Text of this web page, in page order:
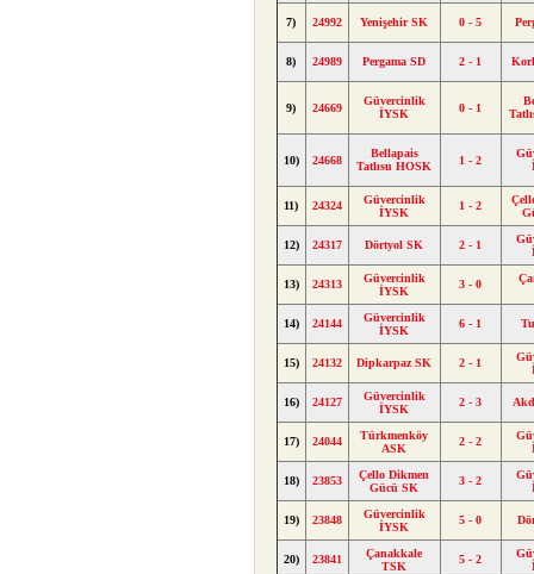
7) 24992 Yenişehir SK 0 - 5
8) 24989 Pergama SD 2 - 1
9) 24669
Güvercinlik
İYSK
0 - 1
10) 24668
Bellapais
Tatlısu HOSK
1 - 2
11) 24324
Güvercinlik
İYSK
1 - 2
12) 24317 Dörtyol SK 2 - 1
13) 24313
Güvercinlik
İYSK
3 - 0
14) 24144
Güvercinlik
İYSK
6 - 1
15) 24132 Dipkarpaz SK 2 - 1
16) 24127
Güvercinlik
İYSK
2 - 3
17) 24044
Türkmenköy
ASK
2 - 2
18) 23853
Çello Dikmen
Gücü SK
3 - 2
19) 23848
Güvercinlik
İYSK
5 - 0
20) 23841
Çanakkale
TSK
5 - 2